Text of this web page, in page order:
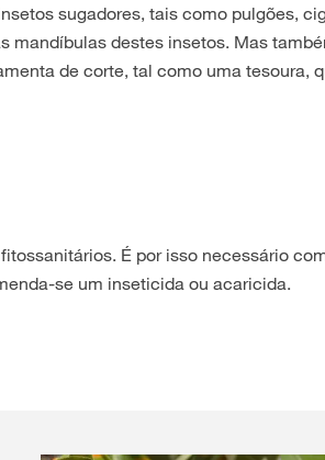
sugadores, tais como pulgões,
mandíbulas destes insetos. Mas
de corte, tal como uma tesoura,
É por isso necessário
se um inseticida ou acaricida.